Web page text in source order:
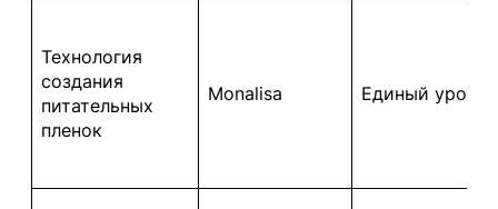
Технология
создания
питательных
пленок
Monalisa Единый